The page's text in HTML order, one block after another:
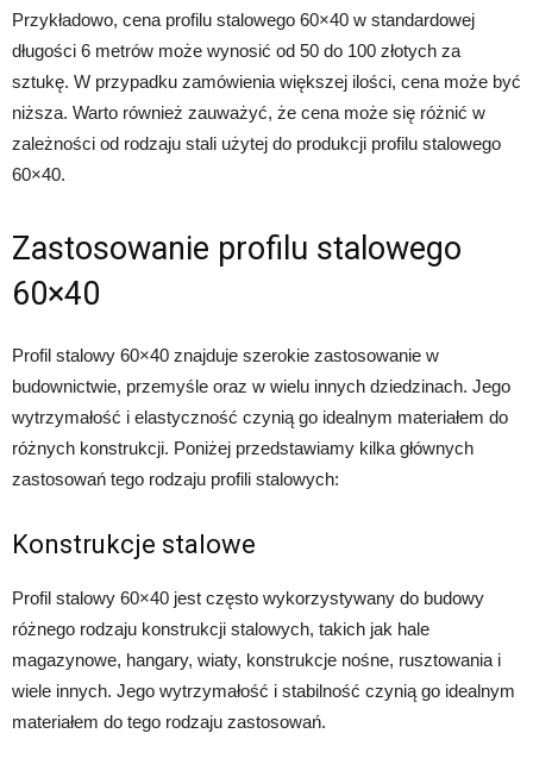
Przykładowo, cena profilu stalowego 60×40 w standardowej
długości 6 metrów może wynosić od 50 do 100 złotych za
sztukę. W przypadku zamówienia większej ilości, cena może być
niższa. Warto również zauważyć, że cena może się różnić w
zależności od rodzaju stali użytej do produkcji profilu stalowego
60×40.
Zastosowanie profilu stalowego
60×40
Profil stalowy 60×40 znajduje szerokie zastosowanie w
budownictwie, przemyśle oraz w wielu innych dziedzinach. Jego
wytrzymałość i elastyczność czynią go idealnym materiałem do
różnych konstrukcji. Poniżej przedstawiamy kilka głównych
zastosowań tego rodzaju profili stalowych:
Konstrukcje stalowe
Profil stalowy 60×40 jest często wykorzystywany do budowy
różnego rodzaju konstrukcji stalowych, takich jak hale
magazynowe, hangary, wiaty, konstrukcje nośne, rusztowania i
wiele innych. Jego wytrzymałość i stabilność czynią go idealnym
materiałem do tego rodzaju zastosowań.